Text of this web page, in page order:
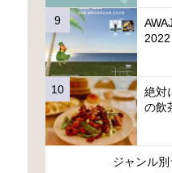
2022
絶対
の飲
ジャンル